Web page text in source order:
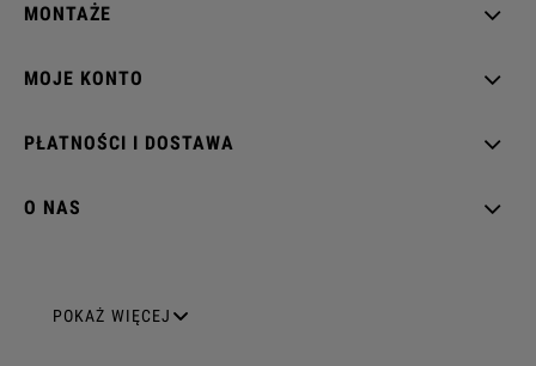
MONTAŻE
MOJE KONTO
PŁATNOŚCI I DOSTAWA
O NAS
GNIAZDA ELEKTRYCZNE
POKAŻ WIĘCEJ